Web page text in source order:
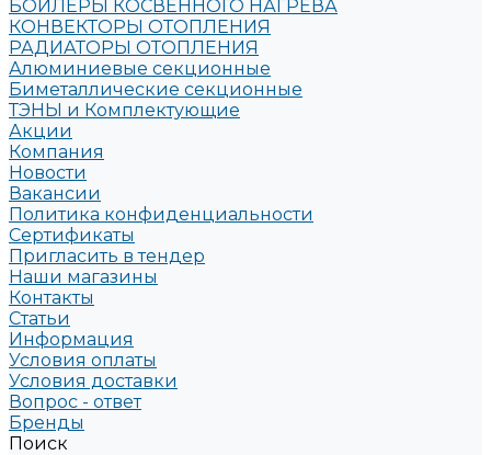
БОЙЛЕРЫ КОСВЕННОГО НАГРЕВА
КОНВЕКТОРЫ ОТОПЛЕНИЯ
РАДИАТОРЫ ОТОПЛЕНИЯ
Алюминиевые секционные
Биметаллические секционные
ТЭНЫ и Комплектующие
Акции
Компания
Новости
Вакансии
Политика конфиденциальности
Сертификаты
Пригласить в тендер
Наши магазины
Контакты
Статьи
Информация
Условия оплаты
Условия доставки
Вопрос - ответ
Бренды
Поиск